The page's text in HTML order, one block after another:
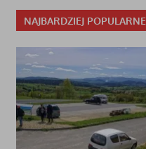
NAJBARDZIEJ POPULARNE